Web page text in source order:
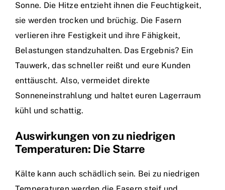
Sonne. Die Hitze entzieht ihnen die Feuchtigkeit,
sie werden trocken und brüchig. Die Fasern
verlieren ihre Festigkeit und ihre Fähigkeit,
Belastungen standzuhalten. Das Ergebnis? Ein
Tauwerk, das schneller reißt und eure Kunden
enttäuscht. Also, vermeidet direkte
Sonneneinstrahlung und haltet euren Lagerraum
kühl und schattig.
Auswirkungen von zu niedrigen
Temperaturen: Die Starre
Kälte kann auch schädlich sein. Bei zu niedrigen